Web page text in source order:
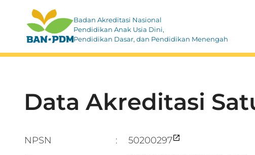
Badan Akreditasi Nasional
Pendidikan Anak Usia Dini,
Pendidikan Dasar, dan Pendidikan Menengah
Data Akreditasi
NPSN :
50200297